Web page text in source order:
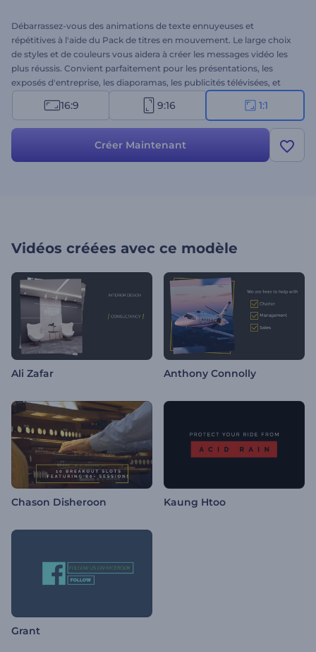
Débarrassez-vous des animations de texte ennuyeuses et
répétitives à l'aide du Pack de titres en mouvement. Le large choix
de styles et de couleurs vous aidera à créer les messages vidéo les
plus réussis. Convient parfaitement pour les présentations, les
exposés d'entreprise, les diaporamas, les publicités télévisées, et
bien plus. Ajoutez votre texte, choisissez le style, et complétez la
scène avec l'une de nos pistes musicales de haute qualité. Épatez
modèle dès maintenant !
16:9 9:16 1:1
Créer Maintenant
Vidéos créées avec ce modèle
Ali Zafar Anthony Connolly
Chason Disheroon Kaung Htoo
Grant